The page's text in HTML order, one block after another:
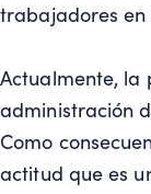
trabajadores
Actualmente, la
administración
Como
actitud que es